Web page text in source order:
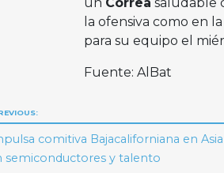
un Correa saludable
la ofensiva como en
para su equipo el
Fuente: AlBat
comitiva Bajacaliforniana en
semiconductores y talento